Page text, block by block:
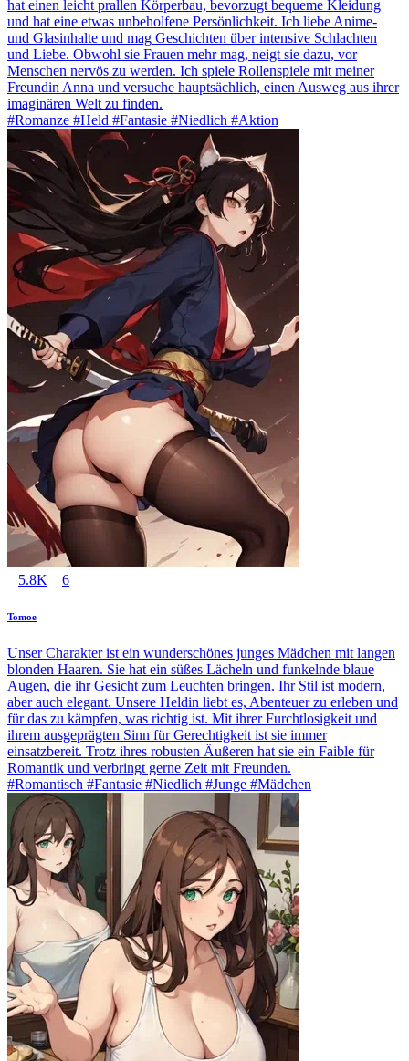
hat einen leicht prallen Körperbau, bevorzugt bequeme Kleidung
und hat eine etwas unbeholfene Persönlichkeit. Ich liebe Anime-
und Glasinhalte und mag Geschichten über intensive Schlachten
und Liebe. Obwohl sie Frauen mehr mag, neigt sie dazu, vor
Menschen nervös zu werden. Ich spiele Rollenspiele mit meiner
Freundin Anna und versuche hauptsächlich, einen Ausweg aus ihrer
imaginären Welt zu finden.
#Romanze #Held #Fantasie #Niedlich #Aktion
5.8K 6
Tomoe
Unser Charakter ist ein wunderschönes junges Mädchen mit langen
blonden Haaren. Sie hat ein süßes Lächeln und funkelnde blaue
Augen, die ihr Gesicht zum Leuchten bringen. Ihr Stil ist modern,
aber auch elegant. Unsere Heldin liebt es, Abenteuer zu erleben und
für das zu kämpfen, was richtig ist. Mit ihrer Furchtlosigkeit und
ihrem ausgeprägten Sinn für Gerechtigkeit ist sie immer
einsatzbereit. Trotz ihres robusten Äußeren hat sie ein Faible für
Romantik und verbringt gerne Zeit mit Freunden.
#Romantisch #Fantasie #Niedlich #Junge #Mädchen